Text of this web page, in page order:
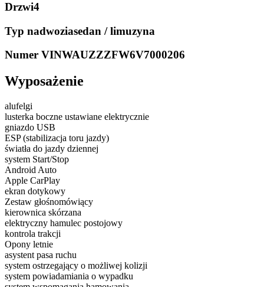
Drzwi4
Typ nadwoziasedan / limuzyna
Numer VINWAUZZZFW6V7000206
Wyposażenie
alufelgi
lusterka boczne ustawiane elektrycznie
gniazdo USB
ESP (stabilizacja toru jazdy)
światła do jazdy dziennej
system Start/Stop
Android Auto
Apple CarPlay
ekran dotykowy
Zestaw głośnomówiący
kierownica skórzana
elektryczny hamulec postojowy
kontrola trakcji
Opony letnie
asystent pasa ruchu
system ostrzegający o możliwej kolizji
system powiadamiania o wypadku